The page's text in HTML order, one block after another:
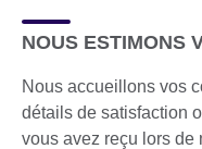
NOUS ESTIMONS
Nous accueillons vos
détails de satisfaction
vous avez reçu lors de